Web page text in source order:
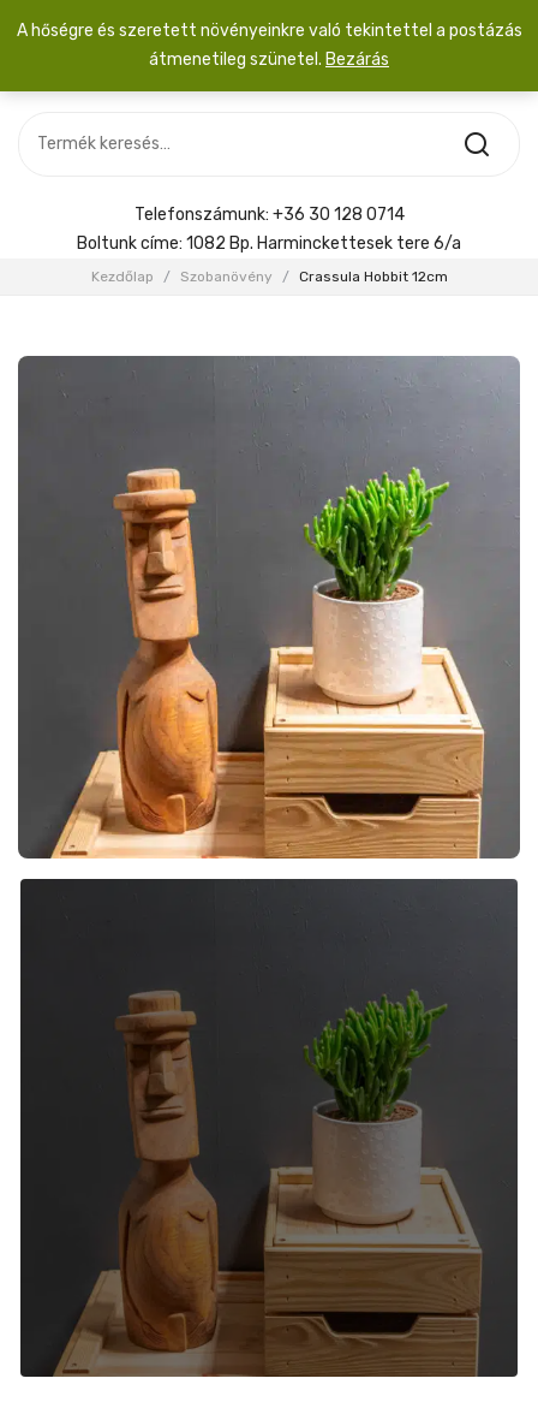
SZOBANÖVÉNY
KIEGÉSZÍTŐK
Menyasszonyi csokor
Telefonszámunk: +36 30 128 0714
Boltunk címe: 1082 Bp. Harminckettesek tere 6/a
Kezdőlap / Szobanövény / Crassula Hobbit 12cm
A hőségre és szeretett növényeinkre való tekintettel a postázás
átmenetileg szünetel. Bezárás